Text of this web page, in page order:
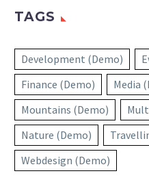
TAGS
Development (Demo)
Finance (Demo)
Media
Mountains (Demo)
Nature (Demo)
Webdesign (Demo)